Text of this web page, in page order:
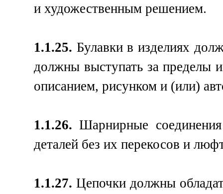
и художественным решением.
1.1.25. Булавки в изделиях
должны выступать за пределы
описанием, рисунком и (или)
1.1.26. Шарнирные
деталей без их перекосов и
1.1.27. Цепочки должны